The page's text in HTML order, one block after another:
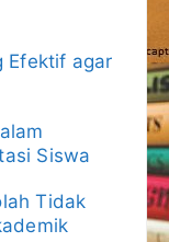
Efektif agar
Siswa
Tidak